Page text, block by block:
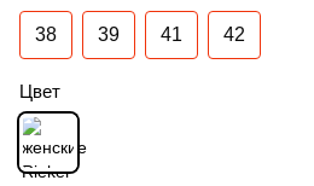
38 39 41 42
Цвет